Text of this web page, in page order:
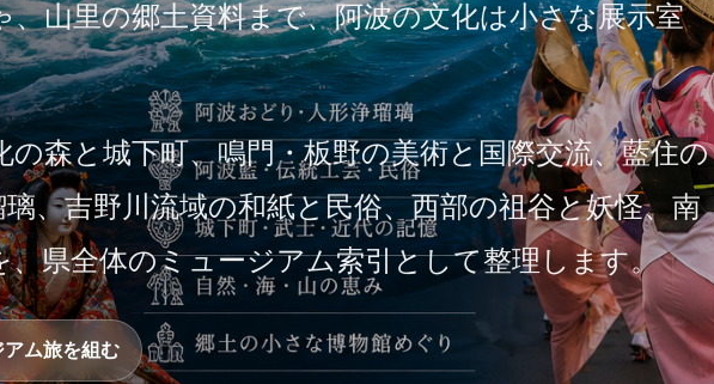
山里の郷土資料まで、阿波の文化は小さな展示室
森と城下町、鳴門・板野の美術と国際交流、藍住の
、吉野川流域の和紙と民俗、西部の祖谷と妖怪、南
県全体のミュージアム索引として整理します。
アム旅を組む